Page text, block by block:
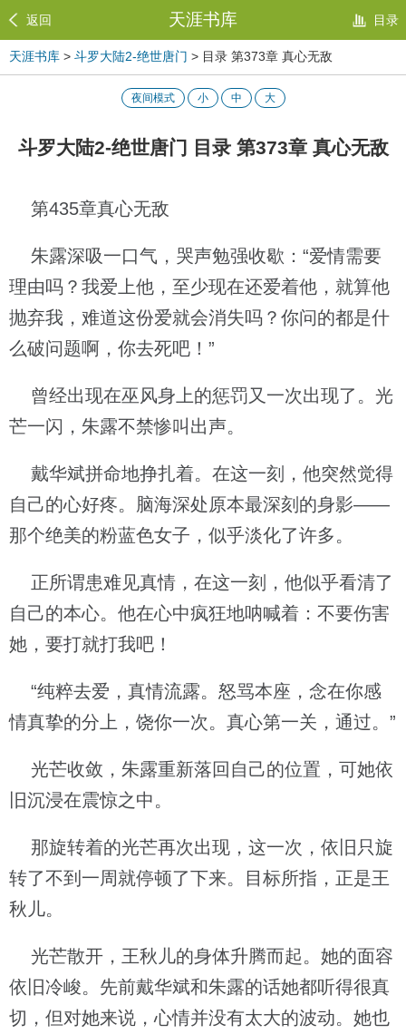
返回 天涯书库 目录
天涯书库 > 斗罗大陆2-绝世唐门 > 目录 第373章 真心无敌
夜间模式 小 中 大
斗罗大陆2-绝世唐门 目录 第373章 真心无敌
第435章真心无敌
朱露深吸一口气，哭声勉强收歇：“爱情需要
理由吗？我爱上他，至少现在还爱着他，就算他
抛弃我，难道这份爱就会消失吗？你问的都是什
么破问题啊，你去死吧！”
曾经出现在巫风身上的惩罚又一次出现了。光
芒一闪，朱露不禁惨叫出声。
戴华斌拼命地挣扎着。在这一刻，他突然觉得
自己的心好疼。脑海深处原本最深刻的身影——
那个绝美的粉蓝色女子，似乎淡化了许多。
正所谓患难见真情，在这一刻，他似乎看清了
自己的本心。他在心中疯狂地呐喊着：不要伤害
她，要打就打我吧！
“纯粹去爱，真情流露。怒骂本座，念在你感
情真挚的分上，饶你一次。真心第一关，通过。”
光芒收敛，朱露重新落回自己的位置，可她依
旧沉浸在震惊之中。
那旋转着的光芒再次出现，这一次，依旧只旋
转了不到一周就停顿了下来。目标所指，正是王
秋儿。
光芒散开，王秋儿的身体升腾而起。她的面容
依旧冷峻。先前戴华斌和朱露的话她都听得很真
切，但对她来说，心情并没有太大的波动。她也